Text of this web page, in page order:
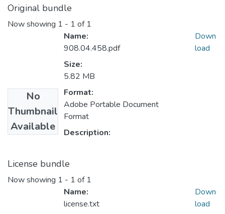
Original bundle
Now showing 1 - 1 of 1
No
Thumbnail
Available
Name:
908.04.458.pdf
Size:
5.82 MB
Format:
Adobe Portable Document
Format
Description:
Down
load
License bundle
Now showing 1 - 1 of 1
Name:
license.txt
Down
load